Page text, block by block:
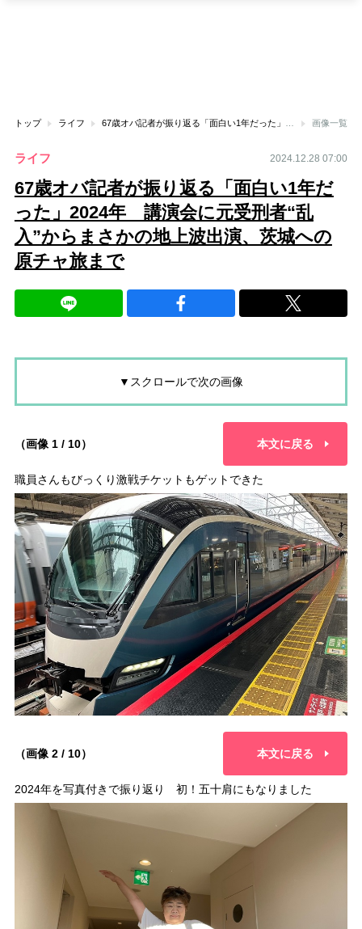
トップ ライフ 画像一覧
ライフ 2024.12.28 07:00
67歳オバ記者が振り返る「面白い1年だ
った」2024年 講演会に元受刑者“乱
入”からまさかの地上波出演、茨城への
原チャ旅まで
▼スクロールで次の画像
（画像 1 / 10） 本文に戻る
職員さんもびっくり激戦チケットもゲットできた
（画像 2 / 10） 本文に戻る
2024年を写真付きで振り返り 初！五十肩にもなりました